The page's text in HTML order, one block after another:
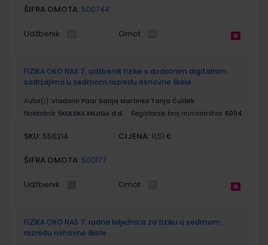
ŠIFRA OMOTA: 500744
Udžbenik Omot
FIZIKA OKO NAS 7; udžbenik fizike s dodatnim digitalnim
sadržajima u sedmom razredu osnovne škole
Autor(i): Vladimir Paar Sanja Martinko Tanja Ćulibrk
Nakladnik: ŠKOLSKA KNJIGA d.d. Registarski broj ministarstva: 6004
SKU: 556214 CIJENA: 11,51 €
ŠIFRA OMOTA: 500177
Udžbenik Omot
FIZIKA OKO NAS 7; radna bilježnica za fiziku u sedmom
razredu osnovne škole